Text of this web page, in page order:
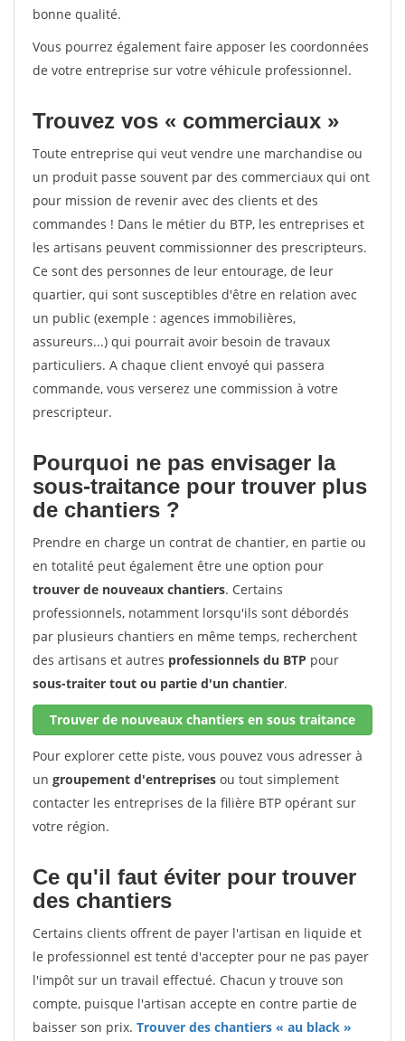
bonne qualité.
Vous pourrez également faire apposer les coordonnées
de votre entreprise sur votre véhicule professionnel.
Trouvez vos « commerciaux »
Toute entreprise qui veut vendre une marchandise ou
un produit passe souvent par des commerciaux qui ont
pour mission de revenir avec des clients et des
commandes ! Dans le métier du BTP, les entreprises et
les artisans peuvent commissionner des prescripteurs.
Ce sont des personnes de leur entourage, de leur
quartier, qui sont susceptibles d'être en relation avec
un public (exemple : agences immobilières,
assureurs...) qui pourrait avoir besoin de travaux
particuliers. A chaque client envoyé qui passera
commande, vous verserez une commission à votre
prescripteur.
Pourquoi ne pas envisager la
sous-traitance pour trouver plus
de chantiers ?
Prendre en charge un contrat de chantier, en partie ou
en totalité peut également être une option pour
trouver de nouveaux chantiers. Certains
professionnels, notamment lorsqu'ils sont débordés
par plusieurs chantiers en même temps, recherchent
des artisans et autres professionnels du BTP pour
sous-traiter tout ou partie d'un chantier.
Trouver de nouveaux chantiers en sous traitance
Pour explorer cette piste, vous pouvez vous adresser à
un groupement d'entreprises ou tout simplement
contacter les entreprises de la filière BTP opérant sur
votre région.
Ce qu'il faut éviter pour trouver
des chantiers
Certains clients offrent de payer l'artisan en liquide et
le professionnel est tenté d'accepter pour ne pas payer
l'impôt sur un travail effectué. Chacun y trouve son
compte, puisque l'artisan accepte en contre partie de
baisser son prix. Trouver des chantiers « au black »